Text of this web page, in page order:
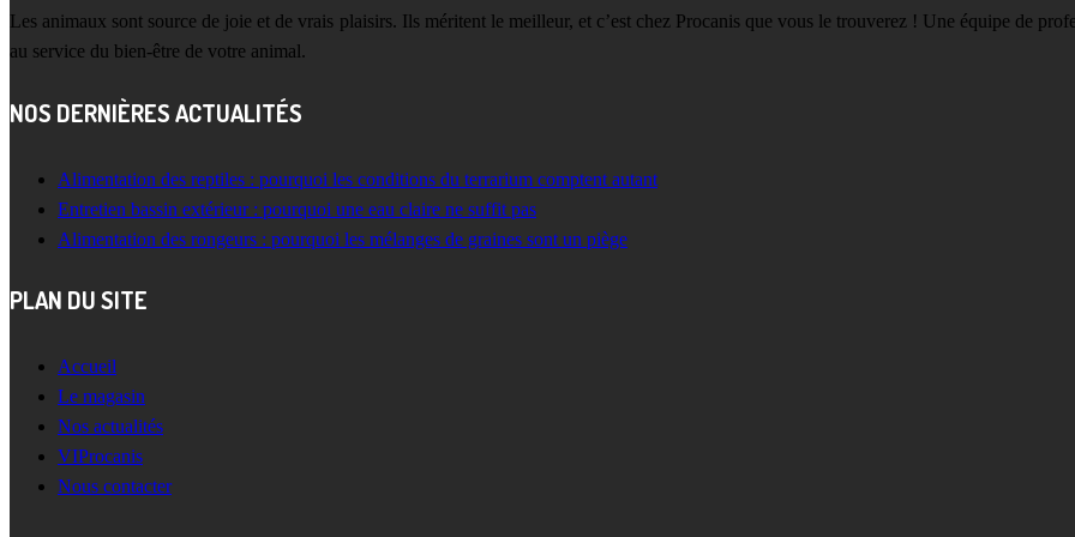
Les animaux sont source de joie et de vrais plaisirs. Ils méritent le meilleur, et c’est chez Procanis que vous le trouverez ! Une équipe de
au service du bien-être de votre animal.
NOS DERNIÈRES ACTUALITÉS
Alimentation des reptiles : pourquoi les conditions du terrarium comptent autant
Entretien bassin extérieur : pourquoi une eau claire ne suffit pas
Alimentation des rongeurs : pourquoi les mélanges de graines sont un piège
PLAN DU SITE
Accueil
Le magasin
Nos actualités
VIProcanis
Nous contacter